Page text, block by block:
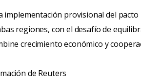
implementación provisional del
regiones, con el desafío de
crecimiento económico y
de Reuters